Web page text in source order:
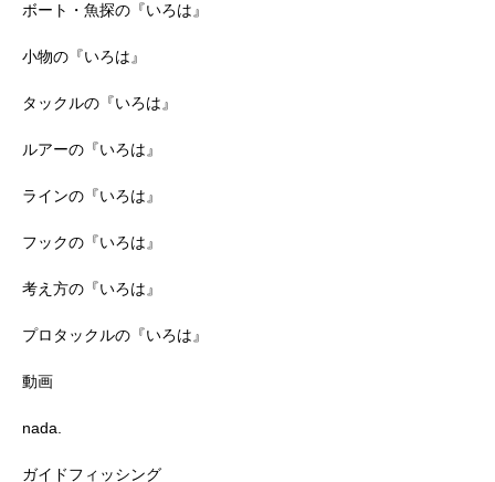
ボート・魚探の『いろは』
小物の『いろは』
タックルの『いろは』
ルアーの『いろは』
ラインの『いろは』
フックの『いろは』
考え方の『いろは』
プロタックルの『いろは』
動画
nada.
ガイドフィッシング